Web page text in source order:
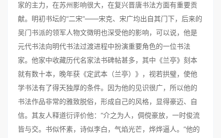
家的主力，在苏州影响很大，在复兴晋唐书法方面有重要贡
献。明初书坛的“二宋”——宋克、宋广均出自其门下，后来的
吴门书派的领军人物文徵明也深受他的影响，可以说，他是
元代书法向明代书法过渡进程中扮演重要角色的一位书法
家。他家中收藏历代名家法书碑帖甚多，其中《兰亭》刻本
就有数十本，晚年获《定武本（兰亭）》，视若拱璧，使他
学书法有了得天独厚的条件。因为他的见识很广，所以他的
书法作品非常的雅致脱俗，形成自己的风格，显得豪迈、自
信。其友人释道衍评价他：“介之为人，倜傥豪放，一时俊流
皆与交。书似怀素，诗似李白，气焰光芒，烨烨逼人。”他的